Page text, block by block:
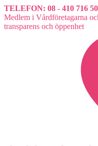
TELEFON: 08 - 410 716 50
Medlem i Vårdföretagarna
transparens och öppenhet